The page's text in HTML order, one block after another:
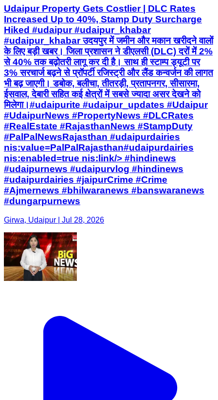
से 40% तक बढ़ोतरी लागू कर दी है। साथ ही स्टाम्प ड्यूटी पर
3% सरचार्ज बढ़ने से प्रॉपर्टी रजिस्ट्री और लैंड कन्वर्जन की लागत
भी बढ़ जाएगी। डबोक, बलीचा, तीतरड़ी, प्रतापनगर, सीसारमा,
ईसवाल, देबारी सहित कई क्षेत्रों में सबसे ज्यादा असर देखने को
मिलेगा।#udaipurite #udaipur_updates #Udaipur
#UdaipurNews #PropertyNews #DLCRates
#RealEstate #RajasthanNews #StampDuty
#PalPalNewsRajasthan #udaipurdairies
nis:value=PalPalRajasthan#udaipurdairies
nis:enabled=true nis:link/> #hindinews
#udaipurnews #udaipurvlog #hindinews
#udaipurdairies #jaipurCrime #Crime
#Ajmernews #bhilwaranews #banswaranews
#dungarpurnews
Girwa, Udaipur | Jul 28, 2026